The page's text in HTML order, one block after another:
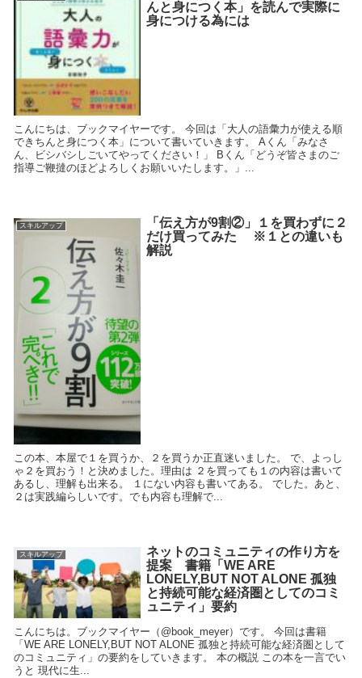
んと身につく本」を読んで実際に
身につける為には
こんにちは、ブックマイヤーです。 今回は「大人の語彙力が使える順
できちんと身につく本」について書いていきます。 Aくん「みなさ
ん、ビシバシしごいてやってください！」 Bくん「どうぞ皆さまのご
指導ご鞭撻のほどよろしくお願いいたします。」...
スキルアップ
「伝え方が9割②」１を買わずに２
だけ買ってみた ※１との違いも
解説
この本、本屋で１を買うか、２を買うか正直迷いました。 で、よっし
ゃ２を買おう！と決めました。理由は ２を買っても１の内容は書いて
あるし、理解も出来る。 １にない内容も書いてある。 でした。あと、
２は実践編らしいです。でも内容も理解で...
スキルアップ
ネットのコミュニティの作り方を
提案 書籍「WE ARE
LONELY,BUT NOT ALONE 孤独
と持続可能な経済圏としてのコミ
ュニティ」要約
こんにちは。ブックマイヤー（@book_meyer）です。 今回は書籍
「WE ARE LONELY,BUT NOT ALONE 孤独と持続可能な経済圏として
のコミュニティ」の要約をしていきます。 本の概説 この本を一言でい
うと 現代に生...